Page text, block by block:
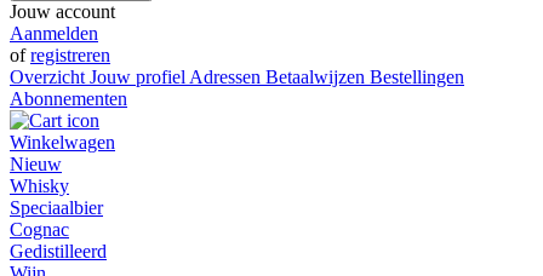
Jouw account
Aanmelden
ofregistreren
Overzicht Jouw profiel Adressen Betaalwijzen Bestellingen
Abonnementen
Winkelwagen
Nieuw
Whisky
Speciaalbier
Cognac
Gedistilleerd